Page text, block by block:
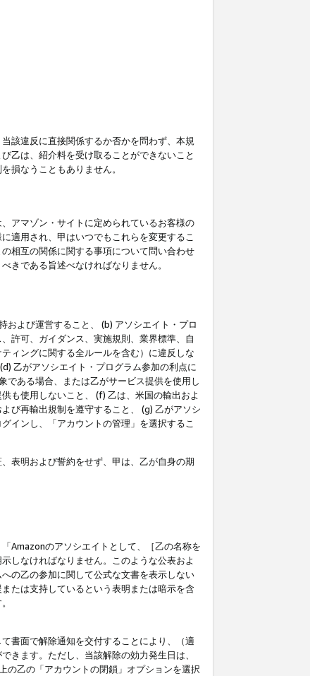
該違反に直接関係するか否かを問わず、本規
乙は、紹介料を受け取ることができないこと
損なうこともありません。
アマゾン・サイトに定められているお客様の
適用され、甲はいつでもこれらを変更するこ
相互の関係に関する事項について問い合わせ
きである旨述べなければなりません。
および運営すること、 (b) アソシエイト・プロ
許可、ガイダンス、実施規則、業界標準、自
ィングに関する全ルールを含む）に違反しな
乙がアソシエイト・プログラム参加の利点に
である場合、または乙がサービス提供を使用し
も使用しないこと、 (f) 乙は、米国の輸出およ
び再輸出規制を遵守すること、 (g) 乙がアソシ
インし、「アカウントの管理」を選択するこ
表明および誓約をせず、甲は、乙が自身の期
Amazonのアソシエイトとして、［乙の名称を
しなければなりません。このような公表およ
の乙の参加に関して公式な文書を表示しない
たは支持しているという表明または暗示を含
書面で解除通知を交付することにより、（適
きます。ただし、当該解除の効力発生日は、
の乙の「アカウントの閉鎖」オプションを選択